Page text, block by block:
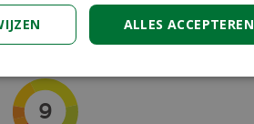
ALLES ACCEPTEREN